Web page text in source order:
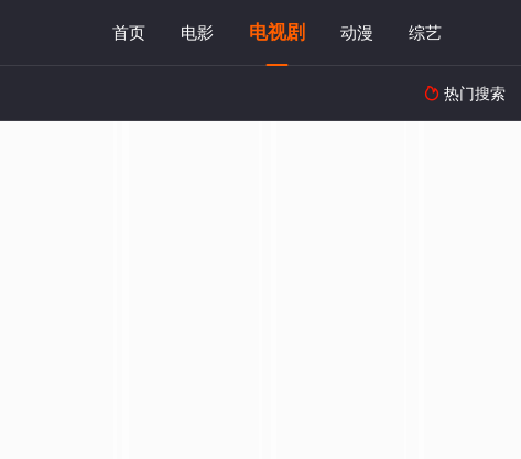
首页 电影 电视剧 动漫 综艺
 热门搜索